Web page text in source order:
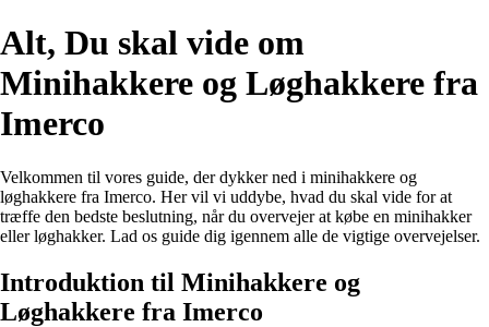
Alt, Du skal vide om
Minihakkere og Løghakkere fra
Imerco
Velkommen til vores guide, der dykker ned i minihakkere og
løghakkere fra Imerco. Her vil vi uddybe, hvad du skal vide for at
træffe den bedste beslutning, når du overvejer at købe en minihakker
eller løghakker. Lad os guide dig igennem alle de vigtige overvejelser.
Introduktion til Minihakkere og
Løghakkere fra Imerco